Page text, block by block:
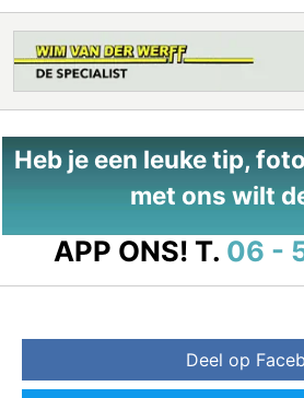
Heb je een leuke tip,
met ons wilt
APP ONS! T. 06 -
Deel op